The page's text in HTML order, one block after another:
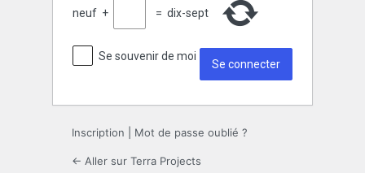
neuf + = dix-sept
Se souvenir de moi
Inscription Mot de passe oublié ?
← Aller sur Terra Projects